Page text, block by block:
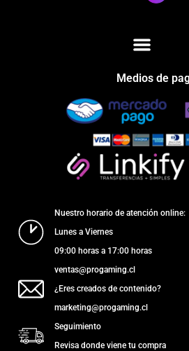
Medios de
Nuestro horario de atención online:
Lunes a Viernes
09:00 horas a 17:00 horas
ventas@progaming.cl
¿Eres creados de contenido?
marketing@progaming.cl
Seguimiento
Revisa donde viene tu compra